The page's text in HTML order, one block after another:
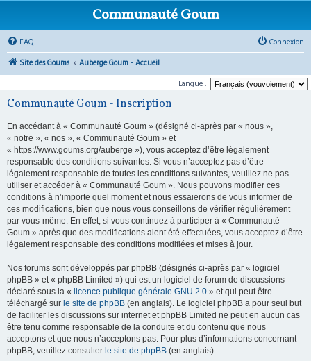
Communauté Goum
FAQ
Connexion
Site des Goums
Auberge Goum - Accueil
Langue :
Communauté Goum - Inscription
En accédant à « Communauté Goum » (désigné ci-après par « nous »,
« notre », « nos », « Communauté Goum » et
« https://www.goums.org/auberge »), vous acceptez d’être légalement
responsable des conditions suivantes. Si vous n’acceptez pas d’être
légalement responsable de toutes les conditions suivantes, veuillez ne pas
utiliser et accéder à « Communauté Goum ». Nous pouvons modifier ces
conditions à n’importe quel moment et nous essaierons de vous informer de
ces modifications, bien que nous vous conseillons de vérifier régulièrement
par vous-même. En effet, si vous continuez à participer à « Communauté
Goum » après que des modifications aient été effectuées, vous acceptez d’être
légalement responsable des conditions modifiées et mises à jour.
Nos forums sont développés par phpBB (désignés ci-après par « logiciel
phpBB » et « phpBB Limited ») qui est un logiciel de forum de discussions
déclaré sous la « licence publique générale GNU 2.0 » et qui peut être
téléchargé sur le site de phpBB (en anglais). Le logiciel phpBB a pour seul but
de faciliter les discussions sur internet et phpBB Limited ne peut en aucun cas
être tenu comme responsable de la conduite et du contenu que nous
acceptons et que nous n’acceptons pas. Pour plus d’informations concernant
phpBB, veuillez consulter le site de phpBB (en anglais).